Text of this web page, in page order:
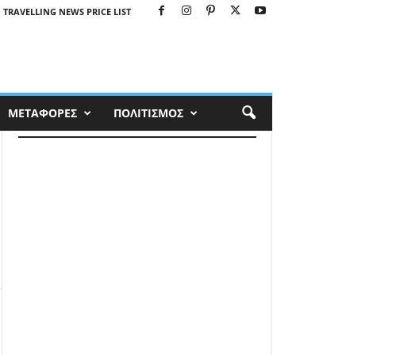
TRAVELLING NEWS PRICE LIST
ΜΕΤΑΦΟΡΕΣ ΠΟΛΙΤΙΣΜΟΣ